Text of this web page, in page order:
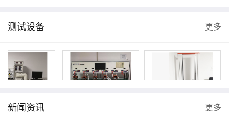
测试设备 更多
新闻资讯 更多